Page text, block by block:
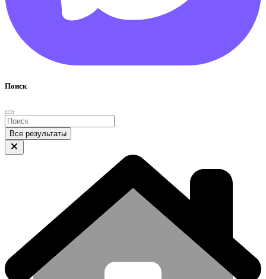
Поиск
Все результаты